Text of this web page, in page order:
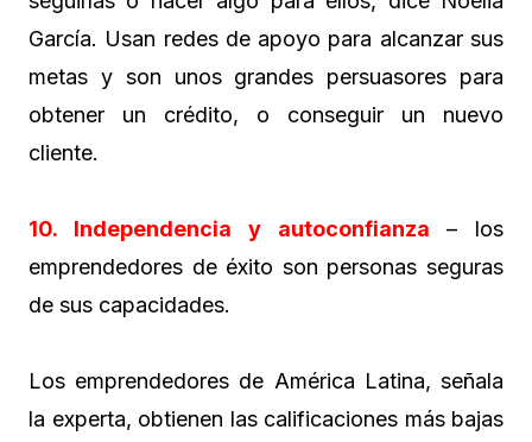
García. Usan redes de apoyo para alcanzar sus
metas y son unos grandes persuasores para
obtener un crédito, o conseguir un nuevo
cliente.
10. Independencia y autoconfianza – los
emprendedores de éxito son personas seguras
de sus capacidades.
Los emprendedores de América Latina, señala
la experta, obtienen las calificaciones más bajas